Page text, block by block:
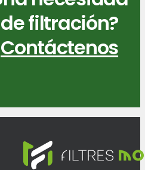
de filtración?
Contáctenos